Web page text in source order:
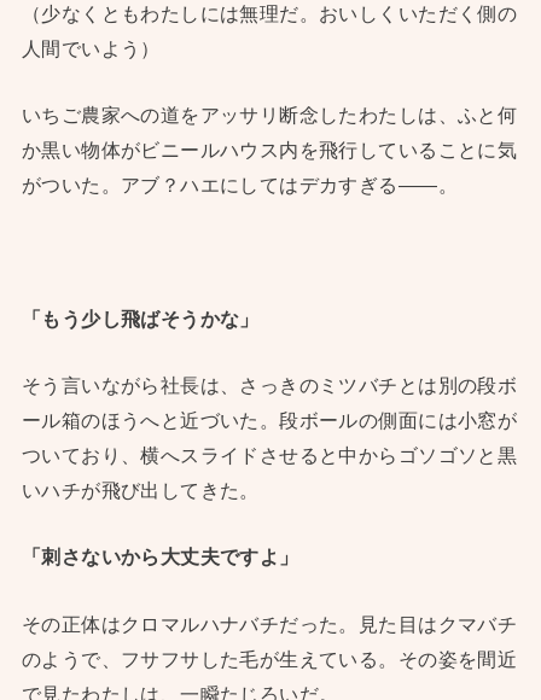
（少なくともわたしには無理だ。おいしくいただく側の
人間でいよう）
いちご農家への道をアッサリ断念したわたしは、ふと何
か黒い物体がビニールハウス内を飛行していることに気
がついた。アブ？ハエにしてはデカすぎる――。
「もう少し飛ばそうかな」
そう言いながら社長は、さっきのミツバチとは別の段ボ
ール箱のほうへと近づいた。段ボールの側面には小窓が
ついており、横へスライドさせると中からゴソゴソと黒
いハチが飛び出してきた。
「刺さないから大丈夫ですよ」
その正体はクロマルハナバチだった。見た目はクマバチ
のようで、フサフサした毛が生えている。その姿を間近
で見たわたしは、一瞬たじろいだ。